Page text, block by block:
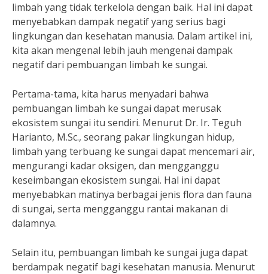
limbah yang tidak terkelola dengan baik. Hal ini dapat
menyebabkan dampak negatif yang serius bagi
lingkungan dan kesehatan manusia. Dalam artikel ini,
kita akan mengenal lebih jauh mengenai dampak
negatif dari pembuangan limbah ke sungai.
Pertama-tama, kita harus menyadari bahwa
pembuangan limbah ke sungai dapat merusak
ekosistem sungai itu sendiri. Menurut Dr. Ir. Teguh
Harianto, M.Sc., seorang pakar lingkungan hidup,
limbah yang terbuang ke sungai dapat mencemari air,
mengurangi kadar oksigen, dan mengganggu
keseimbangan ekosistem sungai. Hal ini dapat
menyebabkan matinya berbagai jenis flora dan fauna
di sungai, serta mengganggu rantai makanan di
dalamnya.
Selain itu, pembuangan limbah ke sungai juga dapat
berdampak negatif bagi kesehatan manusia. Menurut